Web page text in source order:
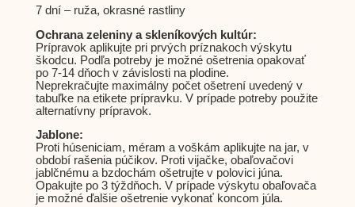
7 dní – ruža, okrasné rastliny
Ochrana zeleniny a skleníkových kultúr:
Prípravok aplikujte pri prvých príznakoch výskytu
škodcu. Podľa potreby je možné ošetrenia opakovať
po 7-14 dňoch v závislosti na plodine.
Neprekračujte maximálny počet ošetrení uvedený v
tabuľke na etikete prípravku. V prípade potreby použite
alternatívny prípravok.
Jablone:
Proti húseniciam, méram a voškám aplikujte na jar, v
období rašenia púčikov. Proti vijačke, obaľovačovi
jablčnému a bzdochám ošetrujte v polovici júna.
Opakujte po 3 týždňoch. V prípade výskytu obaľovača
je možné ďalšie ošetrenie vykonať koncom júla.